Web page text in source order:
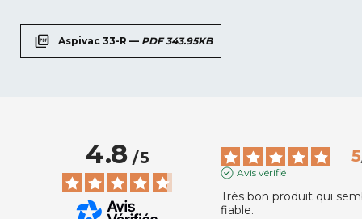
picture_as_pdf Aspivac 33-R — PDF 343.95KB
4.8/5 5
Avis vérifié
Très bon produit qui
fiable.